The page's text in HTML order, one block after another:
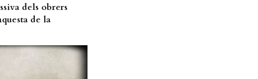
dels obrers
de la